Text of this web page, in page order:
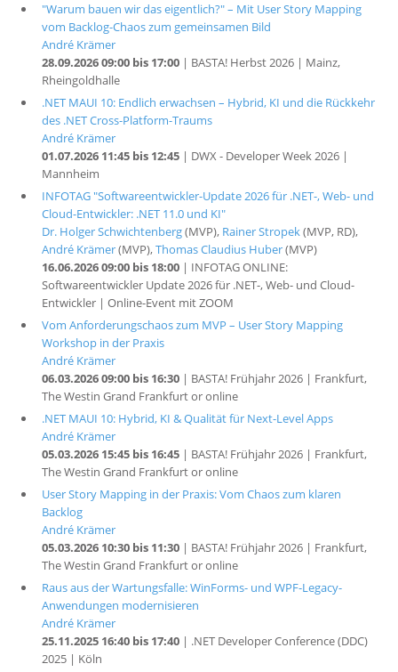
"Warum bauen wir das eigentlich?" – Mit User Story Mapping
vom Backlog-Chaos zum gemeinsamen Bild
André Krämer
28.09.2026 09:00 bis 17:00| BASTA! Herbst 2026 | Mainz,
Rheingoldhalle
.NET MAUI 10: Endlich erwachsen – Hybrid, KI und die Rückkehr
des .NET Cross-Platform-Traums
André Krämer
01.07.2026 11:45 bis 12:45| DWX - Developer Week 2026 |
Mannheim
INFOTAG "Softwareentwickler-Update 2026 für .NET-, Web- und
Cloud-Entwickler: .NET 11.0 und KI"
Dr. Holger Schwichtenberg(MVP), Rainer Stropek(MVP, RD),
André Krämer(MVP),Thomas Claudius Huber(MVP)
16.06.2026 09:00 bis 18:00| INFOTAG ONLINE:
Softwareentwickler Update 2026 für .NET-, Web- und Cloud-
Entwickler | Online-Event mit ZOOM
Vom Anforderungschaos zum MVP – User Story Mapping
Workshop in der Praxis
André Krämer
06.03.2026 09:00 bis 16:30| BASTA! Frühjahr 2026 | Frankfurt,
The Westin Grand Frankfurt or online
.NET MAUI 10: Hybrid, KI & Qualität für Next-Level Apps
André Krämer
05.03.2026 15:45 bis 16:45| BASTA! Frühjahr 2026 | Frankfurt,
The Westin Grand Frankfurt or online
User Story Mapping in der Praxis: Vom Chaos zum klaren
Backlog
André Krämer
05.03.2026 10:30 bis 11:30| BASTA! Frühjahr 2026 | Frankfurt,
The Westin Grand Frankfurt or online
Raus aus der Wartungsfalle: WinForms- und WPF-Legacy-
Anwendungen modernisieren
André Krämer
25.11.2025 16:40 bis 17:40| .NET Developer Conference (DDC)
2025 | Köln